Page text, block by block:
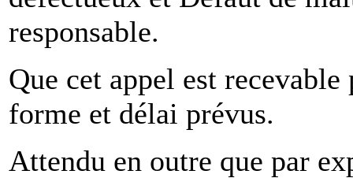
responsable.
Que cet appel est
forme et délai prévus.
Attendu en outre que par